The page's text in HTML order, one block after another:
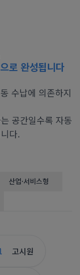
로 완성됩니다
수납에 의존하지
공간일수록 자동
다.
산업·서비스형
고시원